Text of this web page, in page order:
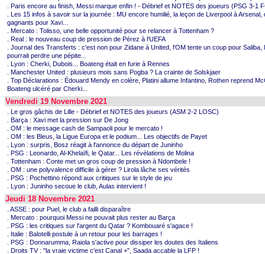
. Paris encore au finish, Messi marque enfin ! - Débrief et NOTES des joueurs (PSG 3-1
. Les 15 infos à savoir sur la journée : MU encore humilié, la leçon de Liverpool à Arsenal,
gagnants pour Xavi...
. Mercato : Tolisso, une belle opportunité pour se relancer à Tottenham ?
. Real : le nouveau coup de pression de Pérez à l'UEFA
. Journal des Transferts : c'est non pour Zidane à United, l'OM tente un coup pour Saliba,
pourrait perdre une pépite...
. Lyon : Cherki, Dubois... Boateng était en furie à Rennes
. Manchester United : plusieurs mois sans Pogba ? La crainte de Solskjaer
. Top Déclarations : Édouard Mendy en colère, Platini allume Infantino, Rothen reprend
Boateng ulcéré par Cherki...
Vendredi 19 Novembre 2021
. Le gros gâchis de Lille - Débrief et NOTES des joueurs (ASM 2-2 LOSC)
. Barça : Xavi met la pression sur De Jong
. OM : le message cash de Sampaoli pour le mercato !
. OM : les Bleus, la Ligue Europa et le podium... Les objectifs de Payet
. Lyon : surpris, Bosz réagit à l'annonce du départ de Juninho
. PSG : Leonardo, Al-Khelaïfi, le Qatar... Les révélations de Molina
. Tottenham : Conte met un gros coup de pression à Ndombele !
. OM : une polyvalence difficile à gérer ? Lirola lâche ses vérités
. PSG : Pochettino répond aux critiques sur le style de jeu
. Lyon : Juninho secoue le club, Aulas intervient !
Jeudi 18 Novembre 2021
. ASSE : pour Puel, le club a failli disparaître
. Mercato : pourquoi Messi ne pouvait plus rester au Barça
. PSG : les critiques sur l'argent du Qatar ? Kombouaré s'agace !
. Italie : Balotelli postule à un retour pour les barrages !
. PSG : Donnarumma, Raiola s'active pour dissiper les doutes des Italiens
. Droits TV : "la vraie victime c'est Canal +", Saada accable la LFP !